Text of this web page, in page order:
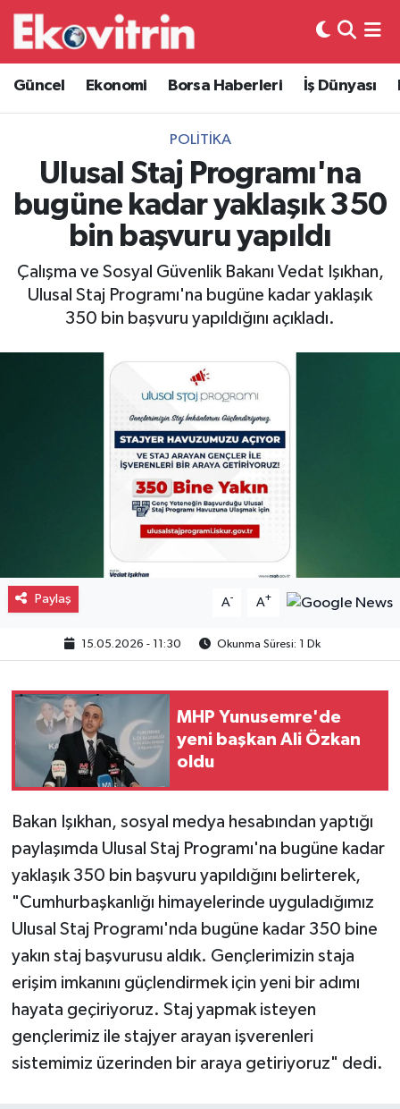
Güncel Ekonomi Borsa Haberleri İş Dünyası
POLITIKA
Ulusal Staj Programı'na
bugüne kadar yaklaşık 350
bin başvuru yapıldı
Çalışma ve Sosyal Güvenlik Bakanı Vedat Işıkhan,
Ulusal Staj Programı'na bugüne kadar yaklaşık
350 bin başvuru yapıldığını açıkladı.
Paylaş A- A+
15.05.2026 - 11:30 Okunma Süresi: 1 Dk
MHP Yunusemre'de
yeni başkan Ali Özkan
oldu
Bakan Işıkhan, sosyal medya hesabından yaptığı
paylaşımda Ulusal Staj Programı'na bugüne kadar
yaklaşık 350 bin başvuru yapıldığını belirterek,
"Cumhurbaşkanlığı himayelerinde uyguladığımız
Ulusal Staj Programı'nda bugüne kadar 350 bine
yakın staj başvurusu aldık. Gençlerimizin staja
erişim imkanını güçlendirmek için yeni bir adımı
hayata geçiriyoruz. Staj yapmak isteyen
gençlerimiz ile stajyer arayan işverenleri
sistemimiz üzerinden bir araya getiriyoruz" dedi.
Güncel
Ekonomi
Borsa Haberleri
İş Dünyası
Lojistik
Otovitrin
Gayrimenkul
Hava Durumu
Trafik Durumu
Süper Lig Puan Durumu ve Fikstür
Tüm Manşetler
Son Dakika Haberleri
Haber Arşivi